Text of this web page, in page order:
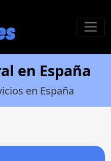
en España
en España